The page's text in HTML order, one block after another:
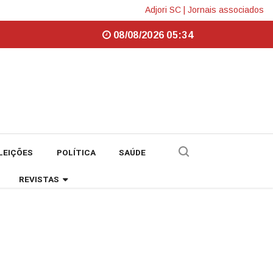
Adjori SC Jornais associados
08/08/2026 05:34
POLÍTICA SAÚDE
REVISTAS